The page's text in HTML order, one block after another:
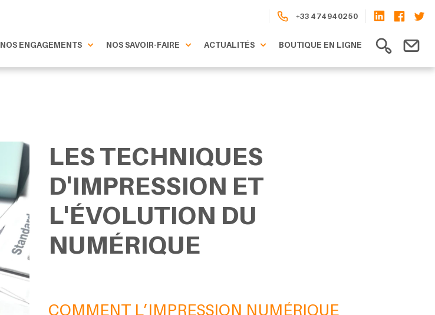
+33 4 74 94 02 50
NOS ENGAGEMENTS NOS SAVOIR-FAIRE ACTUALITÉS BOUTIQUE EN LIGNE
LES TECHNIQUES
D'IMPRESSION ET
L'ÉVOLUTION DU
NUMÉRIQUE
COMMENT L’IMPRESSION NUMÉRIQUE